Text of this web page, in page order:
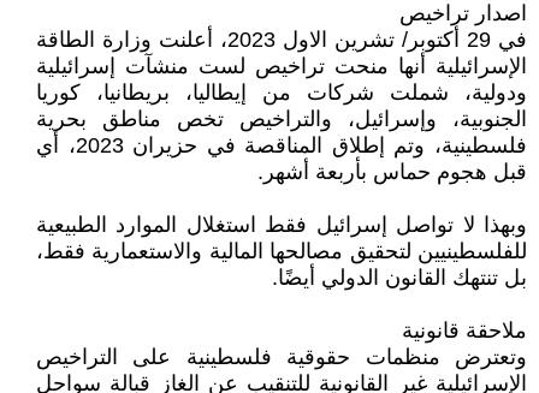
اصدار تراخيص
في 29 أكتوبر/ تشرين الاول 2023، أعلنت وزارة الطاقة
الإسرائيلية أنها منحت تراخيص لست منشآت إسرائيلية
ودولية، شملت شركات من إيطاليا، بريطانيا، كوريا
الجنوبية، وإسرائيل، والتراخيص تخص مناطق بحرية
فلسطينية، وتم إطلاق المناقصة في حزيران 2023، أي
قبل هجوم حماس بأربعة أشهر.
وبهذا لا تواصل إسرائيل فقط استغلال الموارد الطبيعية
للفلسطينيين لتحقيق مصالحها المالية والاستعمارية فقط،
بل تنتهك القانون الدولي أيضًا.
ملاحقة قانونية
وتعترض منظمات حقوقية فلسطينية على التراخيص
الإسرائيلية غير القانونية للتنقيب عن الغاز قبالة سواحل